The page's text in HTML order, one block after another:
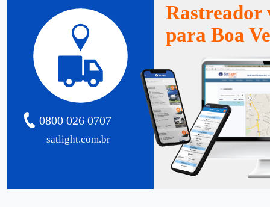
satlight.com.br
0800 026 0707
Rastreador
para Boa